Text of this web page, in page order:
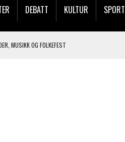
DEBATT KULTUR SPORT
MUSIKK OG FOLKEFEST
GULL OG BRONSE PÅ BLINK